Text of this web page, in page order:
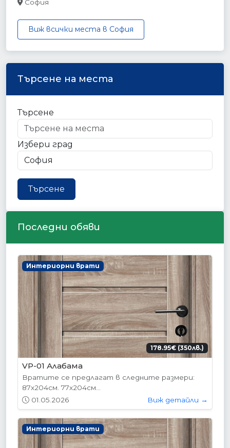
София
Виж всички места в София
Търсене на места
Търсене
Избери град
Търсене
Последни обяви
Интериорни врати
178.95€ (350лв.)
VP-01 Алабама
Вратите се предлагат в следните размери:
87х204см. 77х204см...
01.05.2026
Виж детайли →
Интериорни врати